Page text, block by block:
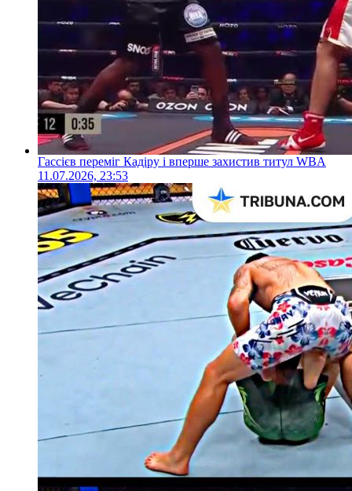
Гассієв переміг Кадіру і вперше захистив титул WBA
11.07.2026, 23:53